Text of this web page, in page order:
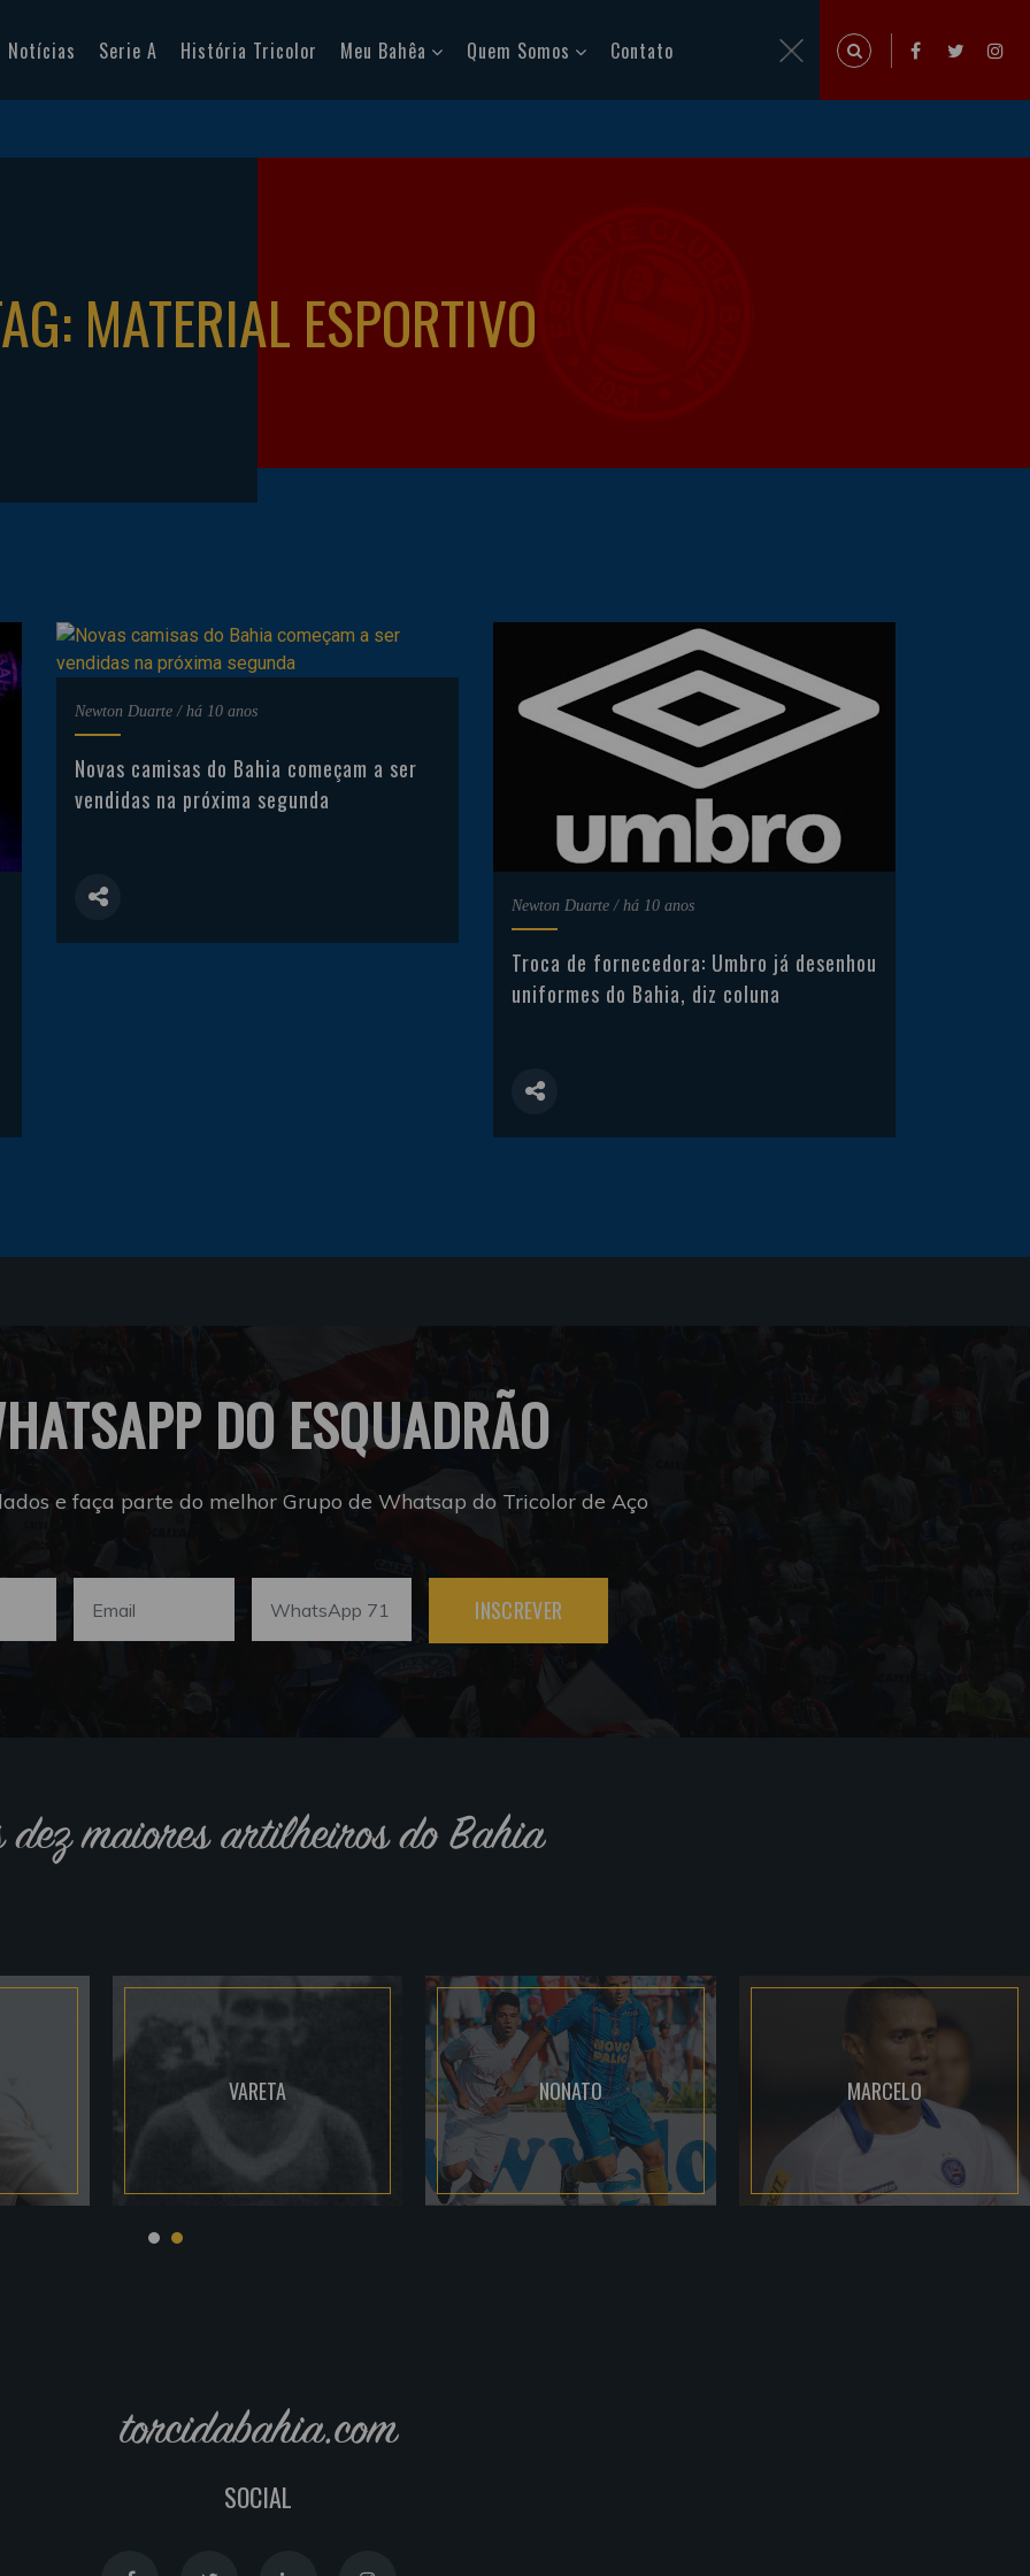
Notícias Serie A História Tricolor Meu Bahêa Quem Somos Contato
MATERIAL ESPORTIVO
Newton Duarte / há 10 anos
Novas camisas do Bahia começam a ser
vendidas na próxima segunda
Newton Duarte / há 10 anos
Troca de fornecedora: Umbro já desenhou
uniformes do Bahia, diz coluna
DO ESQUADRÃO
e faça parte do melhor Grupo de Whatsap do Tricolor de Aço
INSCREVER
dez maiores artilheiros do Bahia
VARETA NONATO MARCELO
torcidabahia.com
SOCIAL